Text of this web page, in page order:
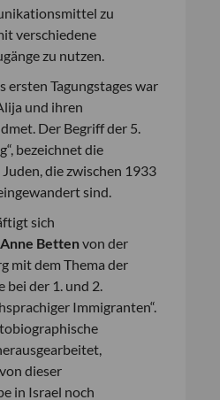
zu
verschiedene
zu nutzen.
ersten Tagungstages war
und ihren
Der Begriff der 5.
bezeichnet die
die zwischen 1933
sind.
sich
Anne Bettenvon der
mit dem Thema der
bei der 1. und 2.
Immigranten“.
dieser
in Israel noch